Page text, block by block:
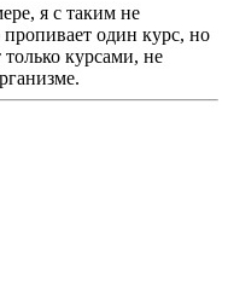
я с таким не
пропивает один курс, но
курсами, не